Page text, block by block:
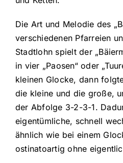
Die Art und Melodie des
verschiedenen Pfarreien
Stadtlohn spielt der
in vier „Paosen“ oder
kleinen Glocke, dann
die kleine und die große,
der Abfolge 3-2-3-1.
eigentümliche, schnell
ähnlich wie bei einem
ostinatoartig ohne